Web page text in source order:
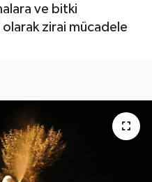
ve bitki
olarak zirai mücadele